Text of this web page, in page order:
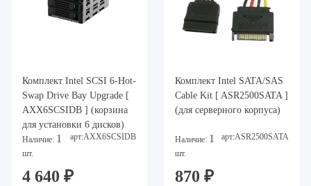
Комплект Intel SCSI 6-Hot-
Swap Drive Bay Upgrade [
AXX6SCSIDB ] (корзина
для установки 6 дисков)
Наличие: 1
шт.
арт:AXX6SCSIDB
4 640 ₽
Комплект Intel SATA/SAS
Cable Kit [ ASR2500SATA ]
(для серверного корпуса)
Наличие: 1
шт.
арт:ASR2500SATA
870 ₽